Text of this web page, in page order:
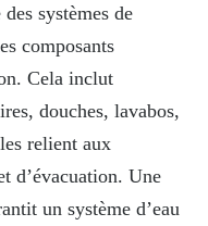
systèmes de
composants
Cela inclut
douches, lavabos,
relient aux
d’évacuation. Une
un système d’eau